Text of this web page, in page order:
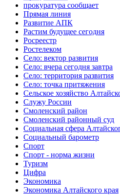
прокуратура сообщает
Прямая линия
Развитие АПК
Растим будущее сегодня
Росреестр
Ростелеком
Село: вектор развития
Село: вчера сегодня завтра
Село: территория развития
Село: точка притяжения
Сельское хозяйство
Служу России
Смоленский район
Смоленский районный суд
Социальная сфера
Социальный барометр
Спорт
Спорт - норма жизни
Туризм
Цифра
Экономика
Экономика Алтайского края